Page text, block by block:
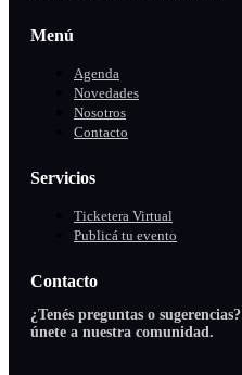
Menú
Agenda
Novedades
Nosotros
Contacto
Servicios
Ticketera Virtual
Publicá tu evento
Contacto
¿Tenés preguntas o
únete a nuestra comunidad.